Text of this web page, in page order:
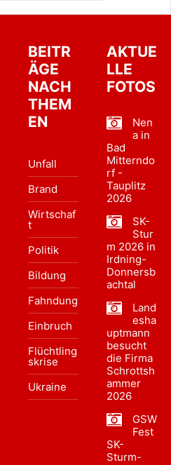
BEITR
ÄGE
NACH
THEM
EN
Unfall
Brand
Wirtschaf
t
Politik
Bildung
Fahndung
Einbruch
Flüchtling
skrise
Ukraine
AKTUE
LLE
FOTOS
Nen
a in
Bad
Mitterndo
rf -
Tauplitz
2026
SK-
Stur
m 2026 in
Irdning-
Donnersb
achtal
Land
esha
uptmann
besucht
die Firma
Schrottsh
ammer
2026
GSW
Fest
SK-
Sturm-